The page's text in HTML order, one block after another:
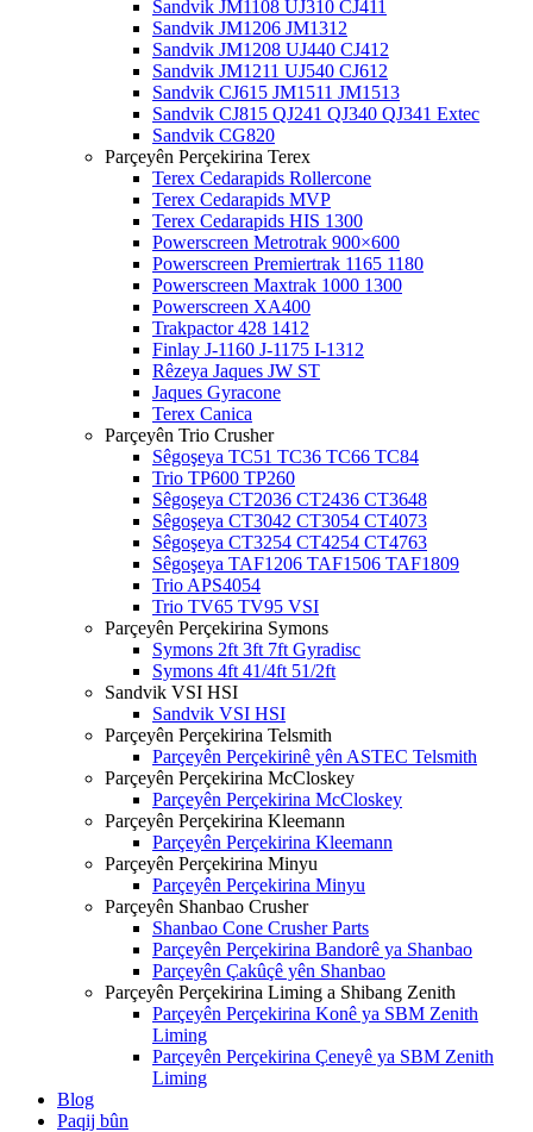
Sandvik JM1108 UJ310 CJ411
Sandvik JM1206 JM1312
Sandvik JM1208 UJ440 CJ412
Sandvik JM1211 UJ540 CJ612
Sandvik CJ615 JM1511 JM1513
Sandvik CJ815 QJ241 QJ340 QJ341 Extec
Sandvik CG820
Parçeyên Perçekirina Terex
Terex Cedarapids Rollercone
Terex Cedarapids MVP
Terex Cedarapids HIS 1300
Powerscreen Metrotrak 900×600
Powerscreen Premiertrak 1165 1180
Powerscreen Maxtrak 1000 1300
Powerscreen XA400
Trakpactor 428 1412
Finlay J-1160 J-1175 I-1312
Rêzeya Jaques JW ST
Jaques Gyracone
Terex Canica
Parçeyên Trio Crusher
Sêgoşeya TC51 TC36 TC66 TC84
Trio TP600 TP260
Sêgoşeya CT2036 CT2436 CT3648
Sêgoşeya CT3042 CT3054 CT4073
Sêgoşeya CT3254 CT4254 CT4763
Sêgoşeya TAF1206 TAF1506 TAF1809
Trio APS4054
Trio TV65 TV95 VSI
Parçeyên Perçekirina Symons
Symons 2ft 3ft 7ft Gyradisc
Symons 4ft 41/4ft 51/2ft
Sandvik VSI HSI
Sandvik VSI HSI
Parçeyên Perçekirina Telsmith
Parçeyên Perçekirinê yên ASTEC Telsmith
Parçeyên Perçekirina McCloskey
Parçeyên Perçekirina McCloskey
Parçeyên Perçekirina Kleemann
Parçeyên Perçekirina Kleemann
Parçeyên Perçekirina Minyu
Parçeyên Perçekirina Minyu
Parçeyên Shanbao Crusher
Shanbao Cone Crusher Parts
Parçeyên Perçekirina Bandorê ya Shanbao
Parçeyên Çakûçê yên Shanbao
Parçeyên Perçekirina Liming a Shibang Zenith
Parçeyên Perçekirina Konê ya SBM Zenith
Liming
Parçeyên Perçekirina Çeneyê ya SBM Zenith
Liming
Blog
Paqij bûn